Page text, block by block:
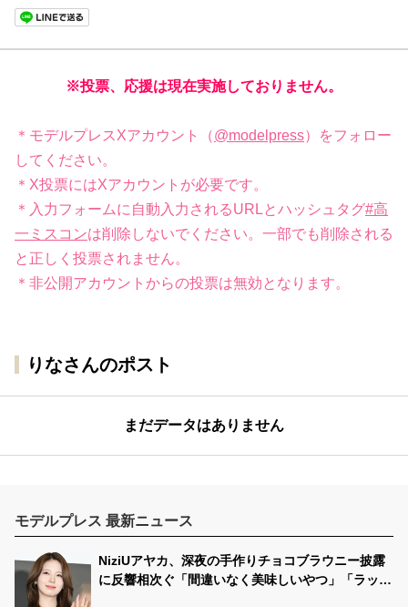
※投票、応援は現在実施しておりません。
＊モデルプレスXアカウント（@modelpress）をフォロー
してください。
＊X投票にはXアカウントが必要です。
＊入力フォームに自動入力されるURLとハッシュタグ#高
一ミスコンは削除しないでください。一部でも削除される
と正しく投票されません。
＊非公開アカウントからの投票は無効となります。
りなさんのポスト
まだデータはありません
モデルプレス 最新ニュース
NiziUアヤカ、深夜の手作りチョコブラウニー披露
に反響相次ぐ「間違いなく美味しいやつ」「ラッピ